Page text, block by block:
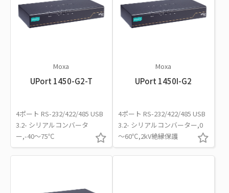
Moxa
UPort 1450-G2-T
4ポート RS-232/422/485 USB
3.2- シリアルコンバータ
ー,-40～75℃
Moxa
UPort 1450I-G2
4ポート RS-232/422/485 USB
3.2- シリアルコンバーター,0
～60℃,2kV絶縁保護